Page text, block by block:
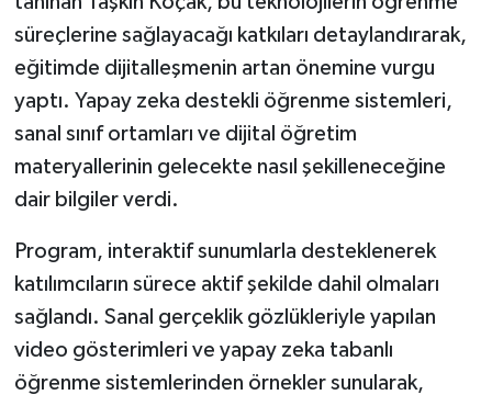
süreçlerine sağlayacağı katkıları detaylandırarak,
eğitimde dijitalleşmenin artan önemine vurgu
yaptı. Yapay zeka destekli öğrenme sistemleri,
sanal sınıf ortamları ve dijital öğretim
materyallerinin gelecekte nasıl şekilleneceğine
dair bilgiler verdi.
Program, interaktif sunumlarla desteklenerek
katılımcıların sürece aktif şekilde dahil olmaları
sağlandı. Sanal gerçeklik gözlükleriyle yapılan
video gösterimleri ve yapay zeka tabanlı
öğrenme sistemlerinden örnekler sunularak,